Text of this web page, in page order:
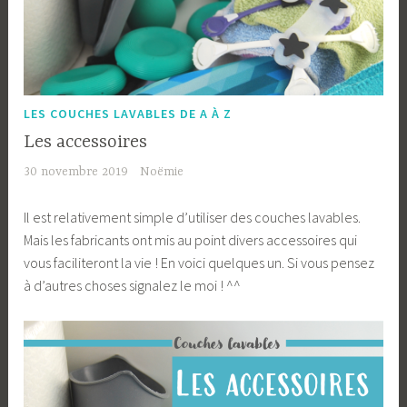
LES COUCHES LAVABLES DE A À Z
Les accessoires
30 novembre 2019 Noëmie
Il est relativement simple d’utiliser des couches lavables.
Mais les fabricants ont mis au point divers accessoires qui
vous faciliteront la vie ! En voici quelques un. Si vous pensez
à d’autres choses signalez le moi ! ^^